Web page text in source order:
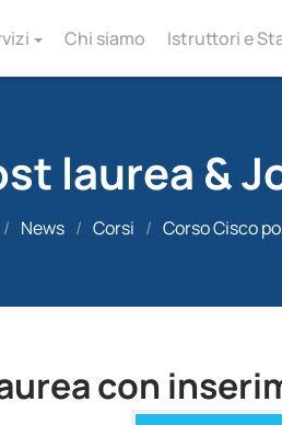
Chi siamo Istruttori e
laurea &
/ News / Corsi / Corso Cisco
con